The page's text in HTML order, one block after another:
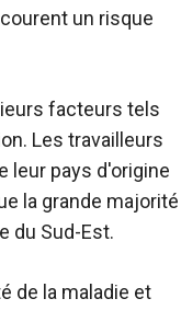
un risque
facteurs tels
Les travailleurs
leur pays d'origine
la grande majorité
du Sud-Est.
de la maladie et